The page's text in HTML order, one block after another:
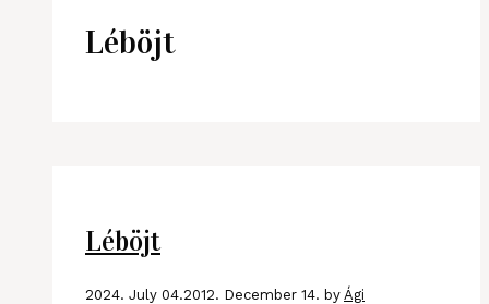
Léböjt
Léböjt
2024. July 04.2012. December 14. by Ági